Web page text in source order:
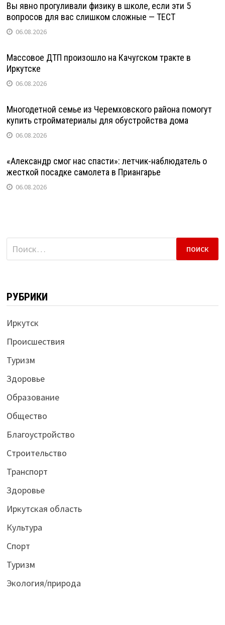
Вы явно прогуливали физику в школе, если эти 5
вопросов для вас слишком сложные — ТЕСТ
06.08.2026
Массовое ДТП произошло на Качугском тракте в
Иркутске
06.08.2026
Многодетной семье из Черемховского района помогут
купить стройматериалы для обустройства дома
06.08.2026
«Александр смог нас спасти»: летчик-наблюдатель о
жесткой посадке самолета в Приангарье
06.08.2026
Найти:
РУБРИКИ
Иркутск
Происшествия
Туризм
Здоровье
Образование
Общество
Благоустройство
Строительство
Транспорт
Здоровье
Иркутская область
Культура
Спорт
Туризм
Экология/природа